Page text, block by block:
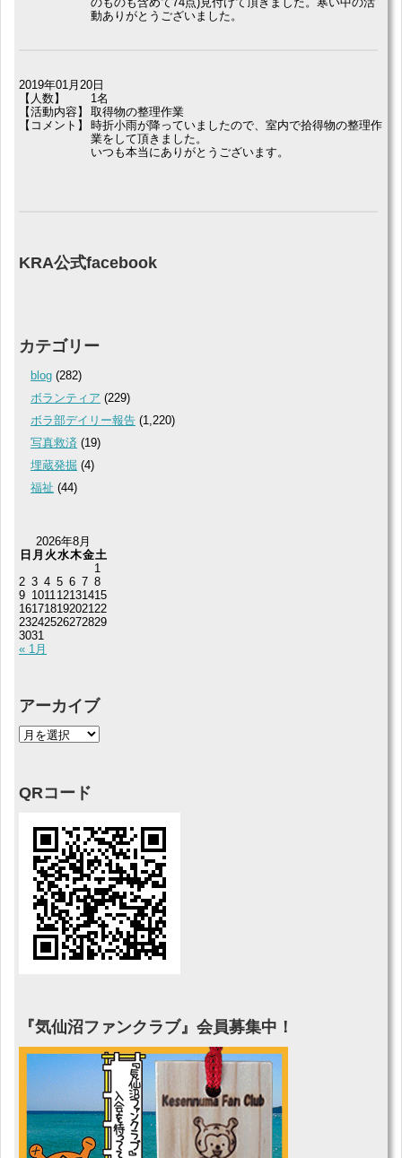
動ありがとうございました。
2019年01月20日
【人数】
1名
【活動内容】
取得物の整理作業
【コメント】
時折小雨が降っていましたので、室内で拾得物の整理作
業をして頂きました。
いつも本当にありがとうございます。
KRA公式facebook
カテゴリー
blog (282)
ボランティア (229)
ボラ部デイリー報告 (1,220)
写真救済 (19)
埋蔵発掘 (4)
福祉 (44)
2026年8月
日 月 火水木金土
« 1月
1
2 3 4 5 6 7 8
9 1011 12131415
161718192021 22
23242526272829
3031
アーカイブ
QRコード
『気仙沼ファンクラブ』会員募集中！